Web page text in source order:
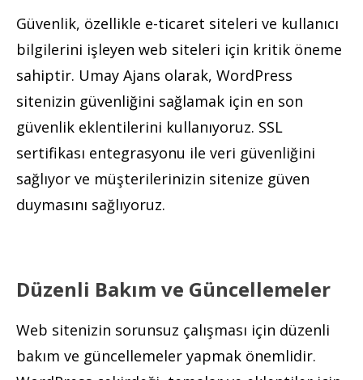
Güvenlik, özellikle e-ticaret siteleri ve kullanıcı
bilgilerini işleyen web siteleri için kritik öneme
sahiptir. Umay Ajans olarak, WordPress
sitenizin güvenliğini sağlamak için en son
güvenlik eklentilerini kullanıyoruz. SSL
sertifikası entegrasyonu ile veri güvenliğini
sağlıyor ve müşterilerinizin sitenize güven
duymasını sağlıyoruz.
Düzenli Bakım ve Güncellemeler
Web sitenizin sorunsuz çalışması için düzenli
bakım ve güncellemeler yapmak önemlidir.